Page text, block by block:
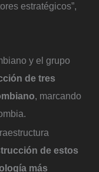
estratégicos”,
y el grupo
de tres
, marcando
de estos
más